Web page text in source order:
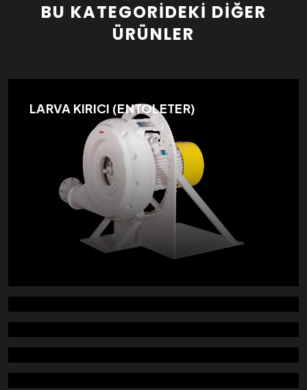
BU KATEGORIDEKI DIĞER
ÜRÜNLER
LARVA KIRICI (ENTOLETER)
LARVA KIRICI (ENTOLETER)
KONTROL ELEĞİ
UN DAĞITICI